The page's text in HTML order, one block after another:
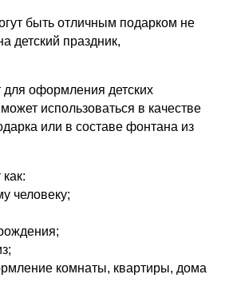
быть отличным подарком не
детский праздник,
для оформления детских
использоваться в качестве
или в составе фонтана из
человеку;
комнаты, квартиры, дома